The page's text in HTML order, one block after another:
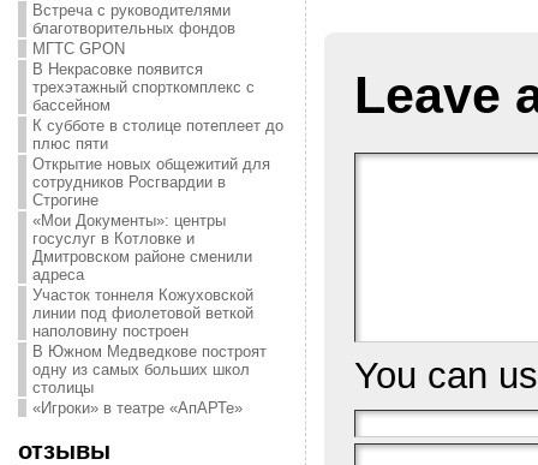
Встреча с руководителями
благотворительных фондов
МГТС GPON
В Некрасовке появится
трехэтажный спорткомплекс с
бассейном
К субботе в столице потеплеет до
плюс пяти
Открытие новых общежитий для
сотрудников Росгвардии в
Строгине
«Мои Документы»: центры
госуслуг в Котловке и
Дмитровском районе сменили
адреса
Участок тоннеля Кожуховской
линии под фиолетовой веткой
наполовину построен
В Южном Медведкове построят
одну из самых больших школ
столицы
«Игроки» в театре «АпАРТе»
отзывы
Leave
You can